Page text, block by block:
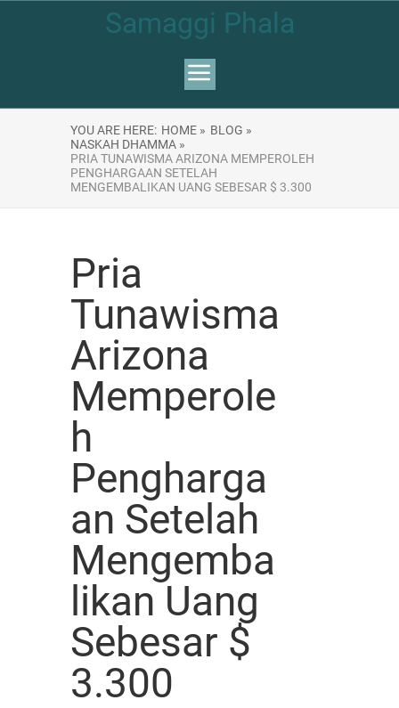
Samaggi Phala
YOU ARE HERE: HOME » BLOG »
NASKAH DHAMMA »
PRIA TUNAWISMA ARIZONA MEMPEROLEH
PENGHARGAAN SETELAH
MENGEMBALIKAN UANG SEBESAR $ 3.300
Pria
Tunawisma
Arizona
Memperole
h
Pengharga
an Setelah
Mengemba
likan Uang
Sebesar $
3.300